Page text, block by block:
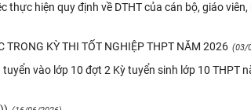
hiện quy định về DTHT của cán bộ, giáo viên,
TRONG KỲ THI TỐT NGHIỆP THPT NĂM 2026 (03/
vào lớp 10 đợt 2 Kỳ tuyển sinh lớp 10 THPT